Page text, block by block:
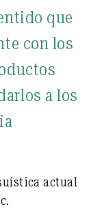
que
con los
a los
actual